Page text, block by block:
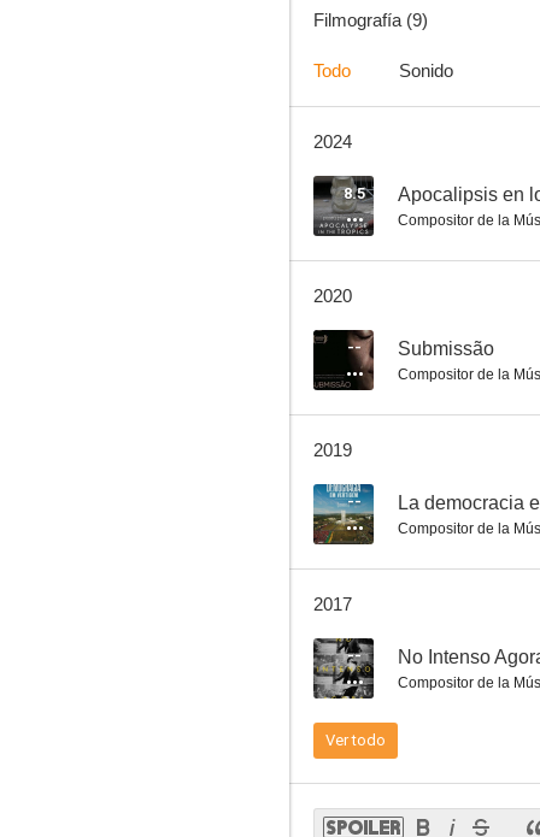
Filmografía (9)
Todo Sonido
2024
8.5 Apocalipsis en
Compositor de la
2020
-- Submissão
Compositor de la
2019
-- La democracia
Compositor de la
2017
-- No Intenso
Compositor de la
Ver todo